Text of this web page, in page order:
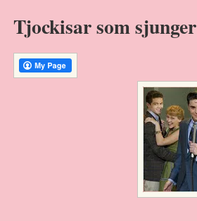
Tjockisar som sjunger